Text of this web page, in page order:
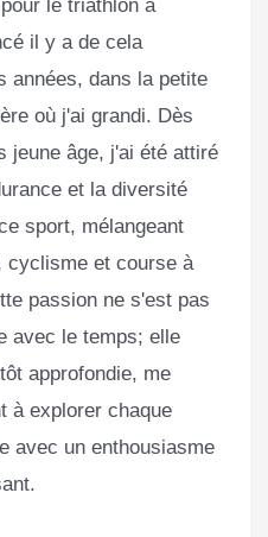
le triathlon a
il y a de cela
années, dans la petite
où j'ai grandi. Dès
jeune âge, j'ai été attiré
et la diversité
sport, mélangeant
cyclisme et course à
passion ne s'est pas
avec le temps; elle
approfondie, me
à explorer chaque
avec un enthousiasme